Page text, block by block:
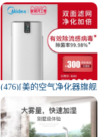
USB加湿器]加湿器家用静
音卧室小米小型空气无线
可月销量213件仅售29元
(476)[美的空气净化器旗舰
店空气净化,氧吧]美的空气
净化器家用除甲醛月销量
170件仅售3698元